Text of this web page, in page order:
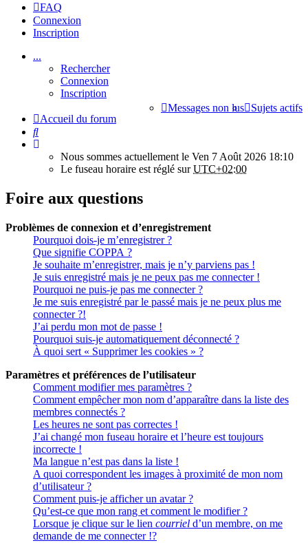
FAQ
Connexion
Inscription
...
Rechercher
Connexion
Inscription
Sujets actifs
Messages non lus
Accueil du forum
Rechercher
Nous sommes actuellement le Ven 7 Août 2026 18:10
Le fuseau horaire est réglé surUTC+02:00
Foire aux questions
Problèmes de connexion et d’enregistrement
Pourquoi dois-je m’enregistrer ?
Que signifie COPPA ?
Je souhaite m’enregistrer, mais je n’y parviens pas !
Je suis enregistré mais je ne peux pas me connecter !
Pourquoi ne puis-je pas me connecter ?
Je me suis enregistré par le passé mais je ne peux plus me
connecter ?!
J’ai perdu mon mot de passe !
Pourquoi suis-je automatiquement déconnecté ?
À quoi sert « Supprimer les cookies » ?
Paramètres et préférences de l’utilisateur
Comment modifier mes paramètres ?
Comment empêcher mon nom d’apparaître dans la liste des
membres connectés ?
Les heures ne sont pas correctes !
J’ai changé mon fuseau horaire et l’heure est toujours
incorrecte !
Ma langue n’est pas dans la liste !
A quoi correspondent les images à proximité de mon nom
d’utilisateur ?
Comment puis-je afficher un avatar ?
Qu’est-ce que mon rang et comment le modifier ?
Lorsque je clique sur le lien courriel d’un membre, on me
demande de me connecter !?